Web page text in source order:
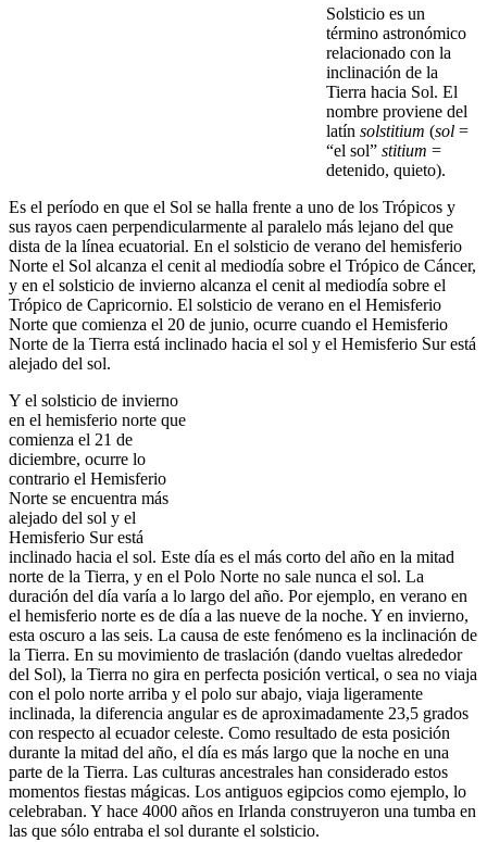
Solsticio es un
término astronómico
relacionado con la
inclinación de la
Tierra hacia Sol. El
nombre proviene del
latín solstitium (sol =
“el sol” stitium =
detenido, quieto).
Es el período en que el Sol se halla frente a uno de los Trópicos y
sus rayos caen perpendicularmente al paralelo más lejano del que
dista de la línea ecuatorial. En el solsticio de verano del hemisferio
Norte el Sol alcanza el cenit al mediodía sobre el Trópico de Cáncer,
y en el solsticio de invierno alcanza el cenit al mediodía sobre el
Trópico de Capricornio. El solsticio de verano en el Hemisferio
Norte que comienza el 20 de junio, ocurre cuando el Hemisferio
Norte de la Tierra está inclinado hacia el sol y el Hemisferio Sur está
alejado del sol.
Y el solsticio de invierno
en el hemisferio norte que
comienza el 21 de
diciembre, ocurre lo
contrario el Hemisferio
Norte se encuentra más
alejado del sol y el
Hemisferio Sur está
inclinado hacia el sol. Este día es el más corto del año en la mitad
norte de la Tierra, y en el Polo Norte no sale nunca el sol. La
duración del día varía a lo largo del año. Por ejemplo, en verano en
el hemisferio norte es de día a las nueve de la noche. Y en invierno,
esta oscuro a las seis. La causa de este fenómeno es la inclinación de
la Tierra. En su movimiento de traslación (dando vueltas alrededor
del Sol), la Tierra no gira en perfecta posición vertical, o sea no viaja
con el polo norte arriba y el polo sur abajo, viaja ligeramente
inclinada, la diferencia angular es de aproximadamente 23,5 grados
con respecto al ecuador celeste. Como resultado de esta posición
durante la mitad del año, el día es más largo que la noche en una
parte de la Tierra. Las culturas ancestrales han considerado estos
momentos fiestas mágicas. Los antiguos egipcios como ejemplo, lo
celebraban. Y hace 4000 años en Irlanda construyeron una tumba en
las que sólo entraba el sol durante el solsticio.